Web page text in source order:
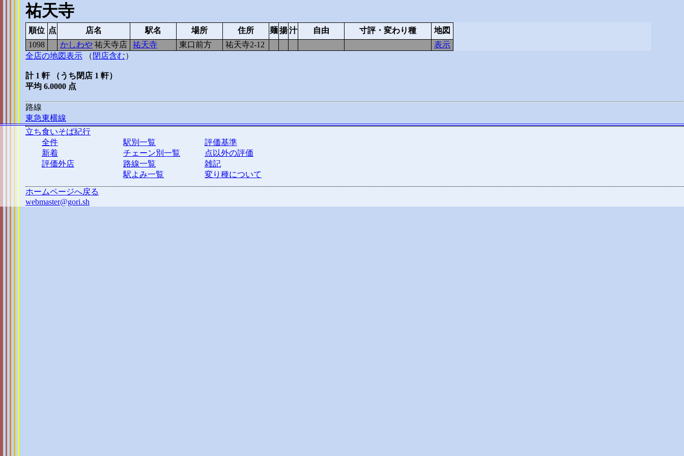
祐天寺
順位 点 店名 駅名 場所 住所 麺揚汁 自由 寸評・変わり種
地図
1098
かしわや 祐天寺店 祐天寺 東口前方 祐天寺2-12
表示
全店の地図表示 （ 閉店含む）
計 1 軒 （うち閉店 1 軒）
平均 6.0000 点
路線
東急東横線
立ち食いそば紀行
全件
新着
評価外店
駅別一覧
チェーン別一覧
路線一覧
駅よみ一覧
評価基準
点以外の評価
雑記
変り種について
ホームページへ戻る
webmaster@gori.sh